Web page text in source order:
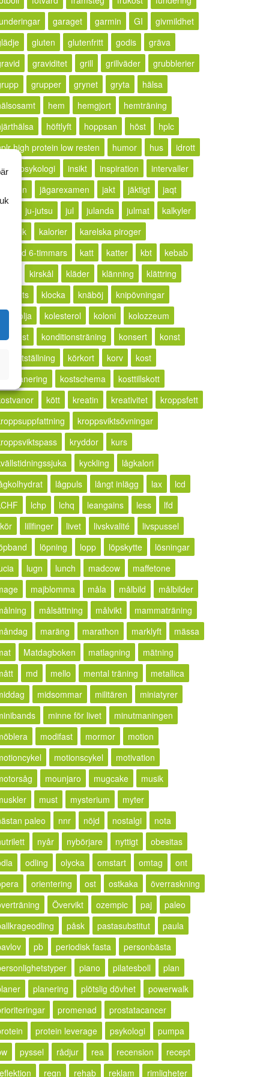
garaget garmin GI
givmildhet
gluten glutenfritt godis
gräva
graviditet grill grillväder
grubblerier
grupper grynet gryta
hälsa
hem hemgjort
hemträning
höftlyft hoppsan höst
hplc
high protein low resten
humor hus
idrott
insikt inspiration
intervaller
jägarexamen jakt jäktigt
jaqt
ju-jutsu jul julanda julmat
kalkyler
källkritik
kalorier
karelska piroger
karlstad 6-timmars
katt katter kbt
kebab
kirskål kläder klänning
klättring
klickhets
klocka knäböj
knipövningar
kokosolja
kolesterol koloni
kolozzeum
kompost
konditionsträning konsert
konst
konstutställning
körkort korv
kost
kostplanering
kostschema
kosttillskott
kött kreatin kreativitet
kroppsfett
kroppsviktsövningar
kryddor
kurs
kyckling
lågkalori
lågpuls långt inlägg lax
lcd
lchp lchq leangains less
lfd
lillfinger livet livskvalité
livspussel
löpning lopp löpskytte
lösningar
lugn lunch madcow
maffetone
majblomma måla målbild
målbilder
målsättning målvikt
mammaträning
maräng marathon marklyft
mässa
Matdagboken matlagning
mätning
md mello mental träning
metallica
midsommar militären
miniatyrer
minne för livet
minutmaningen
modifast mormor
motion
motionscykel
motivation
mounjaro mugcake
musik
must mysterium
myter
paleo
nnr nöjd nostalgi
nota
nyår nybörjare nyttigt
obesitas
odling olycka omstart omtag
ont
orientering ost ostkaka
överraskning
Övervikt ozempic paj
paleo
påsk pastasubstitut
paula
pb periodisk fasta
personbästa
piano pilatesboll
plan
planering plötslig dövhet
powerwalk
promenad
prostatacancer
protein leverage psykologi
pumpa
pyssel rådjur rea recension
recept
regn rehab reklam rimligheter